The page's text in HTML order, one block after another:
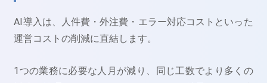
AI導入は、人件費・外注費・エラー対応コストといった
運営コストの削減に直結します。
1つの業務に必要な人月が減り、同じ工数でより多くの